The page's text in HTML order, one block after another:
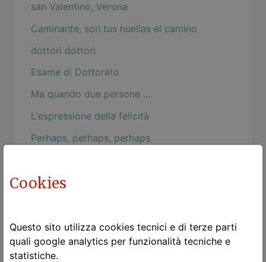
san Valentino, Verona
Caminante, son tus huellas el camino
dottori dottori
Esame di Dottorato
Ma quando due persone ...
L'espressione della felicità
Perhaps, perhaps, perhaps
Rosch e la psicologia buddhista
Mind Hacks: Osama Bin Language Acquistion
Strangers
Cookies
Questo sito utilizza cookies tecnici e di terze parti
quali google analytics per funzionalità tecniche e
statistiche.